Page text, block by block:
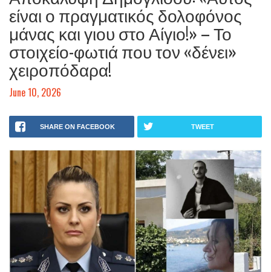
είναι ο πραγματικός δολοφόνος
μάνας και γιου στο Αίγιο!» – Το
στοιχείο-φωτιά που τον «δένει»
χειροπόδαρα!
June 10, 2026
SHARE ON FACEBOOK TWEET